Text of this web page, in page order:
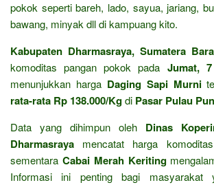
pokok seperti bareh, lado, sayua, jariang,
bawang, minyak dll di kampuang kito.
Kabupaten Dharmasraya, Sumatera
komoditas pangan pokok pada Jumat,
menunjukkan harga Daging Sapi Murni
rata-rata Rp 138.000/Kgdi Pasar Pulau
Data yang dihimpun oleh Dinas
Dharmasraya mencatat harga
sementara Cabai Merah Keriting
Informasi ini penting bagi masyarakat